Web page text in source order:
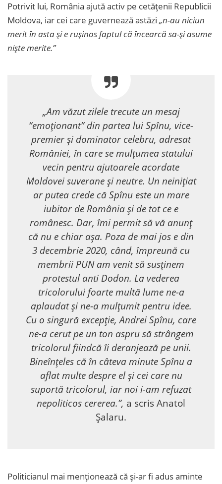
Potrivit lui, România ajută activ pe cetățenii Republicii
Moldova, iar cei care guvernează astăzi „n-au niciun
merit în asta și e rușinos faptul că încearcă sa-și asume
niște merite.”
„Am văzut zilele trecute un mesaj
“emoționant” din partea lui Spînu, vice-
premier și dominator celebru, adresat
României, în care se mulțumea statului
vecin pentru ajutoarele acordate
Moldovei suverane și neutre. Un neinițiat
ar putea crede că Spînu este un mare
iubitor de România și de tot ce e
românesc. Dar, îmi permit să vă anunț
că nu e chiar așa. Poza de mai jos e din
3 decembrie 2020, când, împreună cu
membrii PUN am venit să susținem
protestul anti Dodon. La vederea
tricolorului foarte multă lume ne-a
aplaudat și ne-a mulțumit pentru idee.
Cu o singură excepție, Andrei Spînu, care
ne-a cerut pe un ton aspru să strângem
tricolorul fiindcă îi deranjează pe unii.
Bineînțeles că în câteva minute Spînu a
aflat multe despre el și cei care nu
suportă tricolorul, iar noi i-am refuzat
nepoliticos cererea.”, a scris Anatol
Șalaru.
Politicianul mai menționează că și-ar fi adus aminte